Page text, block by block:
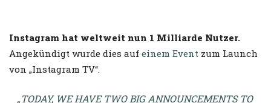
Instagram hat weltweit nun 1 Milliarde Nutzer.
Angekündigt wurde dies auf einem Event zum Launch
von „Instagram TV“.
„TODAY, WE HAVE TWO BIG ANNOUNCEMENTS TO